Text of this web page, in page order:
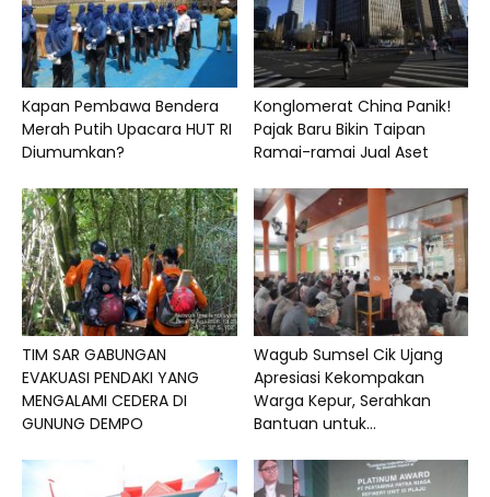
Kapan Pembawa Bendera
Merah Putih Upacara HUT RI
Diumumkan?
Konglomerat China Panik!
Pajak Baru Bikin Taipan
Ramai-ramai Jual Aset
TIM SAR GABUNGAN
EVAKUASI PENDAKI YANG
MENGALAMI CEDERA DI
GUNUNG DEMPO
Wagub Sumsel Cik Ujang
Apresiasi Kekompakan
Warga Kepur, Serahkan
Bantuan untuk...